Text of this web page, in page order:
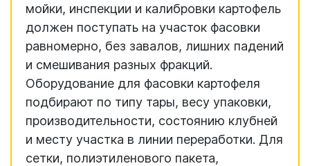
мойки, инспекции и калибровки картофель
должен поступать на участок фасовки
равномерно, без завалов, лишних падений
и смешивания разных фракций.
Оборудование для фасовки картофеля
подбирают по типу тары, весу упаковки,
производительности, состоянию клубней
и месту участка в линии переработки. Для
сетки, полиэтиленового пакета,